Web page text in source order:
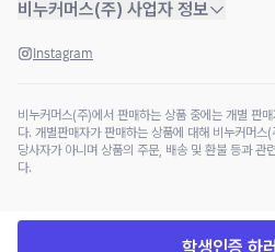
학생인증 하
비누커머스(주) 사업자 정보
Instagram
비누커머스(주)에서 판매하는 상품 중에는 개별 판
다. 개별판매자가 판매하는 상품에 대해 비누커머스
당사자가 아니며 상품의 주문, 배송 및 환불 등과 관
다.